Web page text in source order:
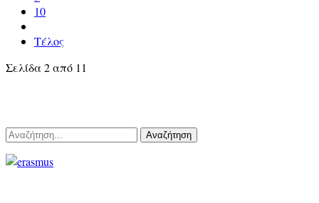
10
Τέλος
Σελίδα 2 από 11
Αναζήτηση